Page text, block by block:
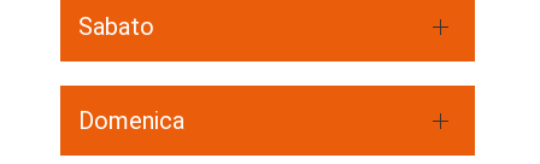
Sabato
Domenica